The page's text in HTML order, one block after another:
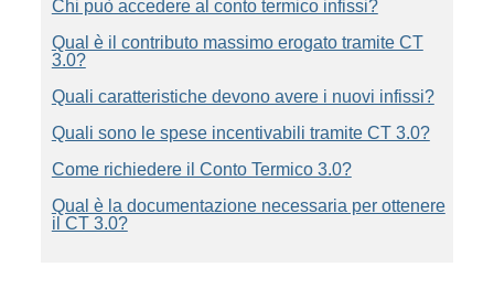
Chi può accedere al conto termico infissi?
Qual è il contributo massimo erogato tramite CT
3.0?
Quali caratteristiche devono avere i nuovi infissi?
Quali sono le spese incentivabili tramite CT 3.0?
Come richiedere il Conto Termico 3.0?
Qual è la documentazione necessaria per ottenere
il CT 3.0?